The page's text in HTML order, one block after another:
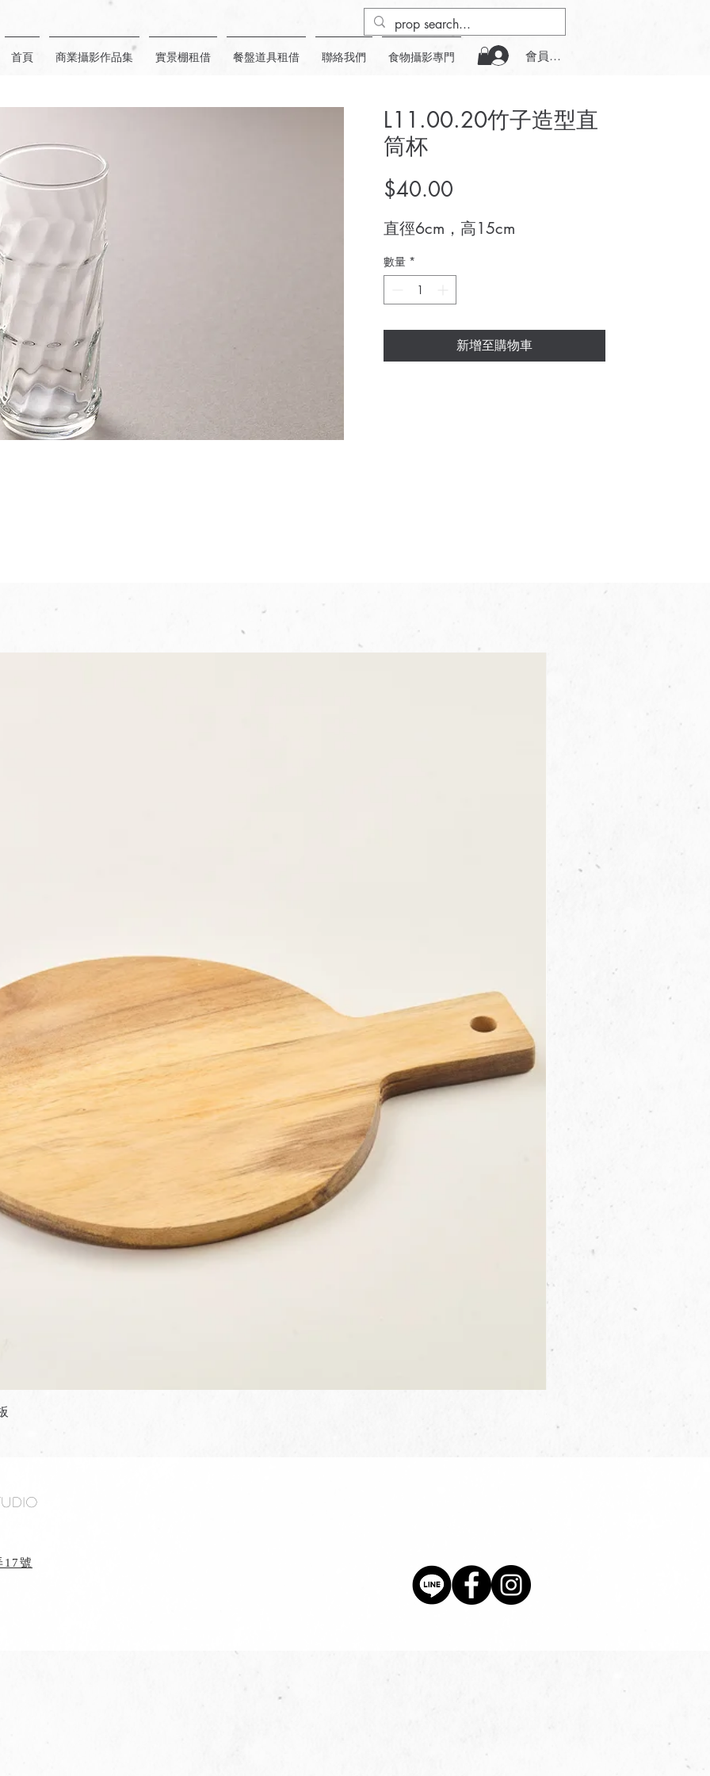
首頁 商業攝影作品集 實景棚租借 餐盤道具租借 聯絡我們 食物攝影專門 會員登入
L11.00.20竹子造型直
筒杯
$40.00
格
直徑6cm，高15cm
數量 *
新增至購物車
價格
$80.00
17號